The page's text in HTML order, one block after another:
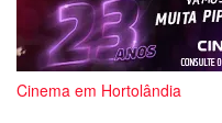
Cinema em Hortolândia